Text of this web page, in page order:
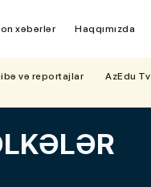
xəbərlər Haqqımızda
və reportajlar AzEdu Tv